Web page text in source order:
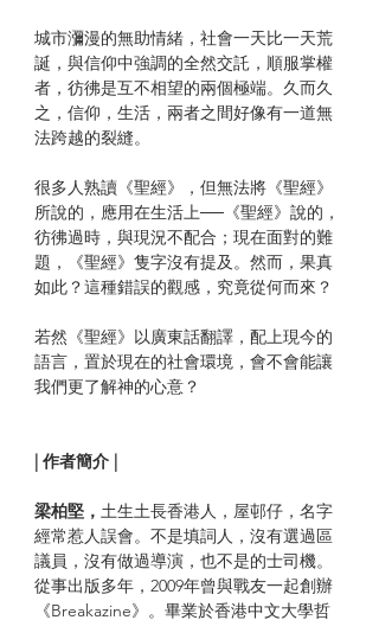
城市瀰漫的無助情緒，社會一天比一天荒
誕，與信仰中強調的全然交託，順服掌權
者，彷彿是互不相望的兩個極端。久而久
之，信仰，生活，兩者之間好像有一道無
法跨越的裂縫。
很多人熟讀《聖經》，但無法將《聖經》
所說的，應用在生活上──《聖經》說的，
彷彿過時，與現況不配合；現在面對的難
題，《聖經》隻字沒有提及。然而，果真
如此？這種錯誤的觀感，究竟從何而來？
若然《聖經》以廣東話翻譯，配上現今的
語言，置於現在的社會環境，會不會能讓
我們更了解神的心意？
| 作者簡介 |
梁柏堅， 土生土長香港人，屋邨仔，名字
經常惹人誤會。不是填詞人，沒有選過區
議員，沒有做過導演，也不是的士司機。
從事出版多年，2009年曾與戰友一起創辦
《Breakazine》。畢業於香港中文大學哲